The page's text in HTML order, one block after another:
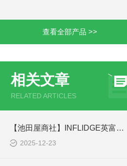
查看全部产品 >>
相关文章
RELATED ARTICLES
【池田屋商社】INFLIDGE英富丽 超级空气加热器 SEN-200V-440W-AS的简介
2025-12-23